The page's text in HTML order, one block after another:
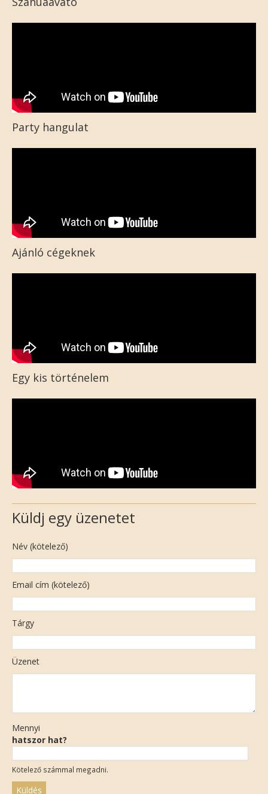
Party hangulat
Ajánló cégeknek
Egy kis történelem
Küldj egy üzenetet
Név (kötelező)
Email cím (kötelező)
Tárgy
Üzenet
Mennyi
hatszor hat?
Kötelező számmal megadni.